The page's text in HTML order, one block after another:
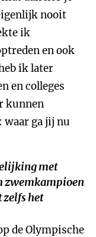
nooit
ik
en ook
ik later
en colleges
kunnen
waar ga jij nu
met
zwemkampioen
zelfs het
de Olympische